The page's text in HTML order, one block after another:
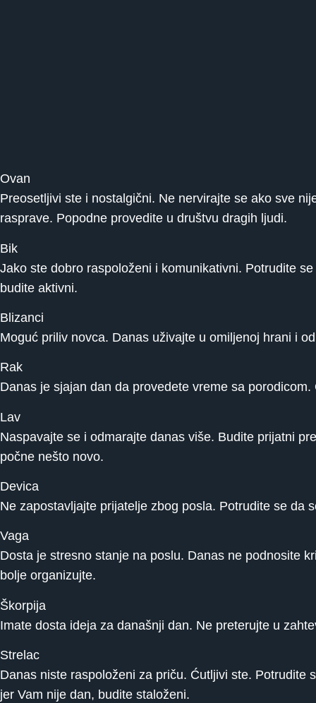
Ovan
Preosetljivi ste i nostalgični. Ne nervirajte se ako sve
rasprave. Popodne provedite u društvu dragih ljudi.
Bik
Jako ste dobro raspoloženi i komunikativni. Potrudite
budite aktivni.
Blizanci
Moguć priliv novca. Danas uživajte u omiljenoj hrani i
Rak
Danas je sjajan dan da provedete vreme sa
Lav
Naspavajte se i odmarajte danas više. Budite prijatni
počne nešto novo.
Devica
Ne zapostavljajte prijatelje zbog posla. Potrudite se da
Vaga
Dosta je stresno stanje na poslu. Danas ne podnosite
bolje organizujte.
Škorpija
Imate dosta ideja za današnji dan. Ne preterujte u
Strelac
Danas niste raspoloženi za priču. Ćutljivi ste.
jer Vam nije dan, budite staloženi.